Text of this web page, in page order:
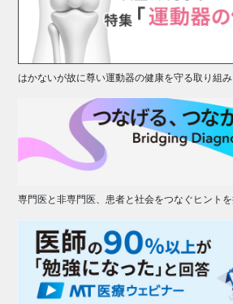
はかないが故に尊い運動器の健康を守る取り組み
専門医と非専門医、患者と社会をつなぐヒント